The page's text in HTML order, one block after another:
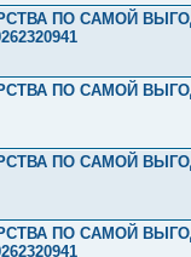
ПО САМОЙ
ПО САМОЙ
ПО САМОЙ
ПО САМОЙ